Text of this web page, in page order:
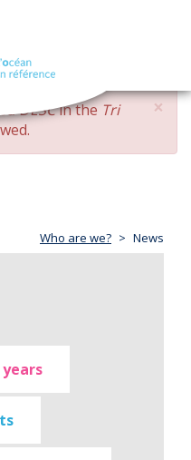
navigation
×
DESCin the Tri
Who are we? News
years